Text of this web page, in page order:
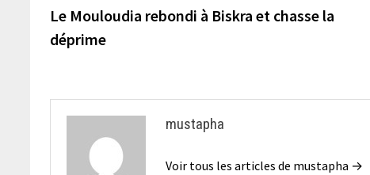
de
l’article
précédente :
Le Mouloudia rebondi à Biskra et chasse la
déprime
mustapha
Voir tous les articles de mustapha →